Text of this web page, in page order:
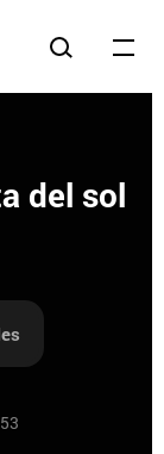
del sol